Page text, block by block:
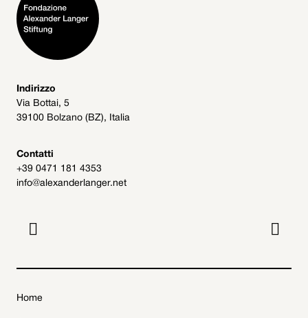
Indirizzo
Via Bottai, 5
39100 Bolzano (BZ), Italia
Contatti
+39 0471 181 4353
info@alexanderlanger.net
 
Home